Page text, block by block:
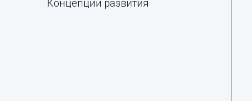
Концепции развития